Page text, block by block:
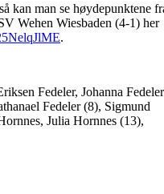
kan man se høydepunktene
Wehen Wiesbaden (4-1) her
.
Fedeler, Johanna Fedeler
Fedeler (8), Sigmund
Julia Hornnes (13),